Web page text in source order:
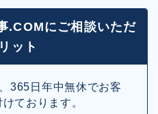
.COMにご相談いただ
ット
365日年中無休でお客
ております。